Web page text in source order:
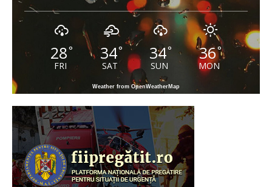
28°
FRI
34°
SAT
34°
SUN
36°
MON
Weather from OpenWeatherMap